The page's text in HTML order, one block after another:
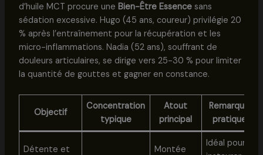
d’huile MCT procure une Bien-Être Essencesans
sédation excessive. Hugo (45 ans, coureur) privilégie 20
% après l’entraînement pour la récupération et les
micro-inflammations. Nadia (52 ans), souffrant de
douleurs articulaires, se dirige vers 25-30 % pour limiter
la quantité de gouttes et gagner en constance.
Objectif
Concentration
typique
Atout
principal
Remarque
pratique
Détente et Montée
Idéal pour